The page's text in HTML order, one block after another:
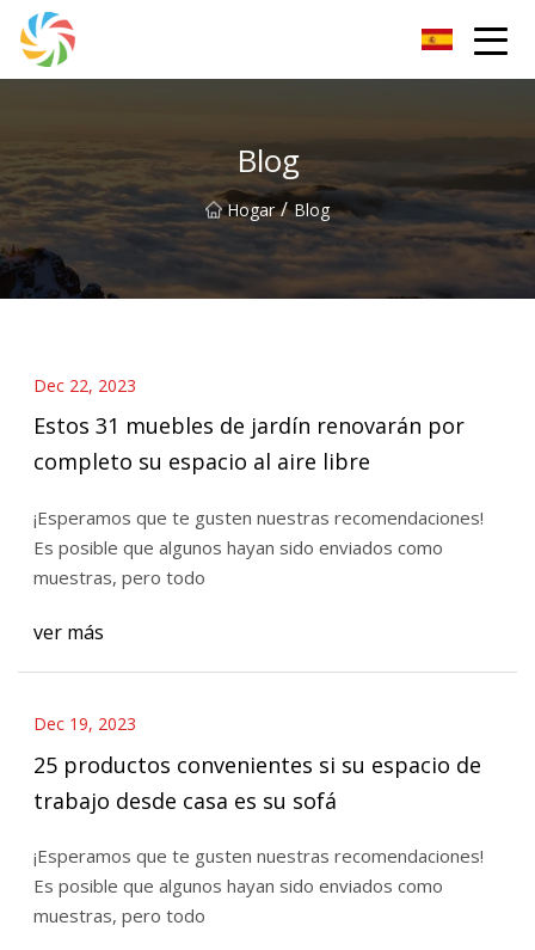
Blog
Hogar / Blog
Dec 22, 2023
Estos 31 muebles de jardín renovarán por
completo su espacio al aire libre
¡Esperamos que te gusten nuestras recomendaciones!
Es posible que algunos hayan sido enviados como
muestras, pero todo
ver más
Dec 19, 2023
25 productos convenientes si su espacio de
trabajo desde casa es su sofá
¡Esperamos que te gusten nuestras recomendaciones!
Es posible que algunos hayan sido enviados como
muestras, pero todo